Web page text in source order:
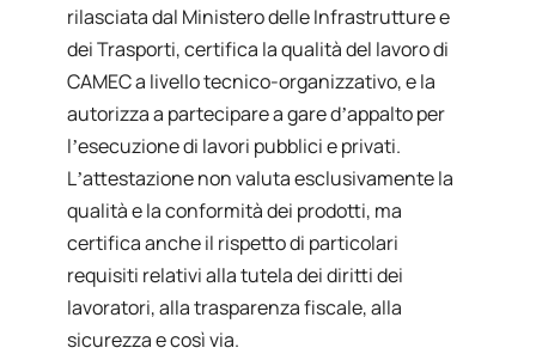
rilasciata dal Ministero delle Infrastrutture e
dei Trasporti, certifica la qualità del lavoro di
CAMEC a livello tecnico-organizzativo, e la
autorizza a partecipare a gare d’appalto per
l’esecuzione di lavori pubblici e privati.
L’attestazione non valuta esclusivamente la
qualità e la conformità dei prodotti, ma
certifica anche il rispetto di particolari
requisiti relativi alla tutela dei diritti dei
lavoratori, alla trasparenza fiscale, alla
sicurezza e così via.